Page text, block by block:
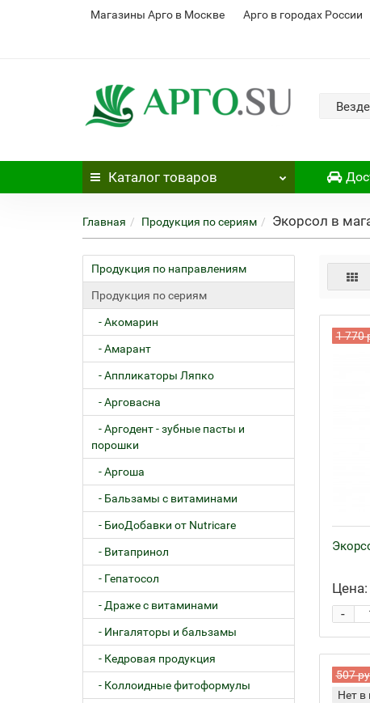
Магазины Арго в Москве Арго в городах России
Везде
Каталог товаров
Главная Продукция по сериям Экорсол в
Продукция по направлениям
Продукция по сериям
- Акомарин
- Амарант
- Аппликаторы Ляпко
- Арговасна
- Аргодент - зубные пасты и
порошки
- Аргоша
- Бальзамы с витаминами
- БиоДобавки от Nutricare
- Витапринол
- Гепатосол
- Драже с витаминами
- Ингаляторы и бальзамы
- Кедровая продукция
- Коллоидные фитоформулы
1 770
Цена:
-
507
Нет в